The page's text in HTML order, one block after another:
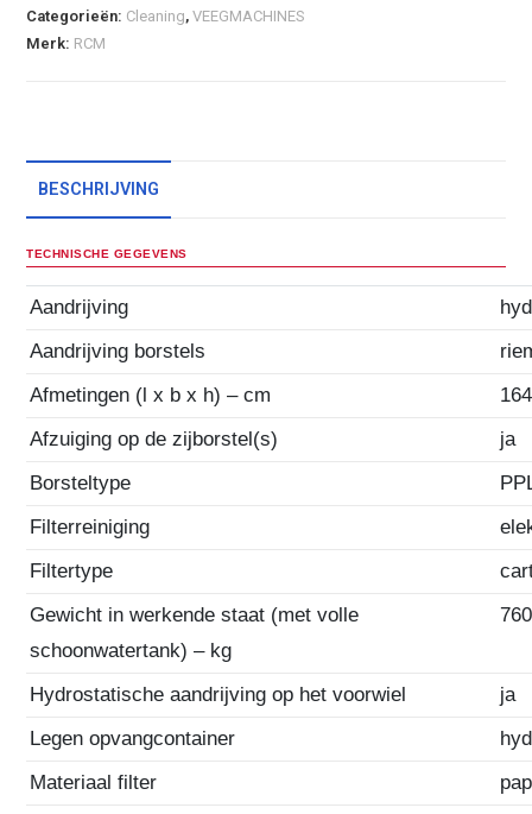
Categorieën: Cleaning,VEEGMACHINES
Merk: RCM
BESCHRIJVING
TECHNISCHE GEGEVENS
Aandrijving
Aandrijving borstels
Afmetingen (l x b x h) – cm
Afzuiging op de zijborstel(s)
ja
Borsteltype
Filterreiniging
Filtertype
Gewicht in werkende staat (met volle
schoonwatertank) – kg
760
Hydrostatische aandrijving op het voorwiel
ja
Legen opvangcontainer
Materiaal filter